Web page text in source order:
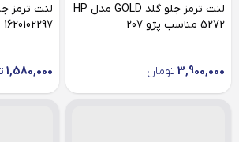
لنت ترمز جلو گلد GOLD مدل HP
5272 مناسب پژو 207
3,900,000 تومان
لنت ترمز
1620102297 مناسب پژو 207
1,580,000